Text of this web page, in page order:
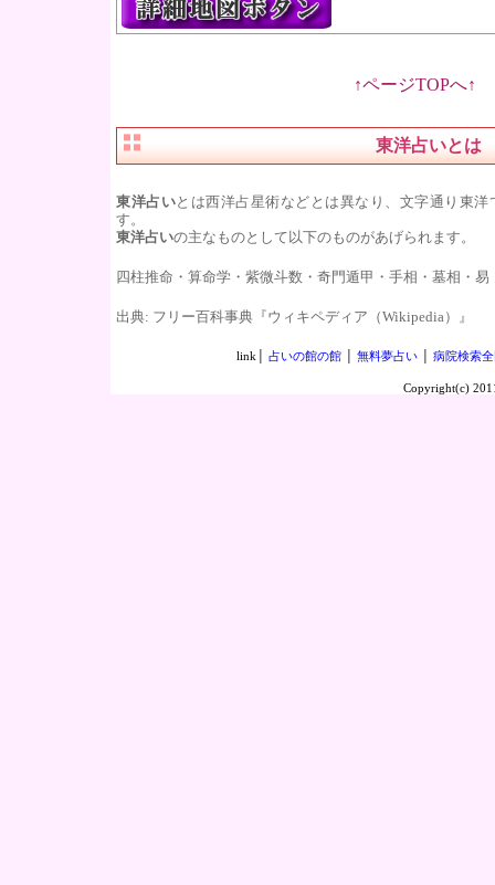
↑ページTOPへ↑
東洋占いとは
東洋占いとは西洋占星術などとは異なり、文字通り東
す。
東洋占いの主なものとして以下のものがあげられます。
四柱推命・算命学・紫微斗数・奇門遁甲・手相・墓相・易
出典: フリー百科事典『ウィキペディア（Wikipedia）』
link│ 占いの館の館 無料夢占い 病院検索
Copyright(c)